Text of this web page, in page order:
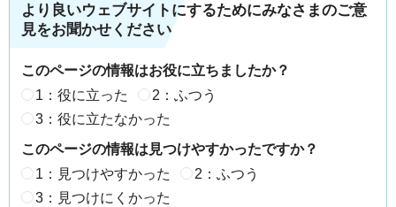
より良いウェブサイトにするためにみなさまのご意
見をお聞かせください
このページの情報はお役に立ちましたか？
1：役に立った
2：ふつう
3：役に立たなかった
このページの情報は見つけやすかったですか？
1：見つけやすかった
2：ふつう
3：見つけにくかった